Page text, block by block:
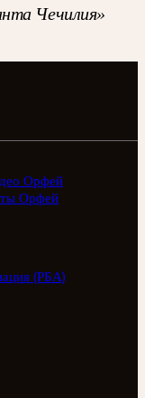
Чечилия»
Орфей
Орфей
(РБА)